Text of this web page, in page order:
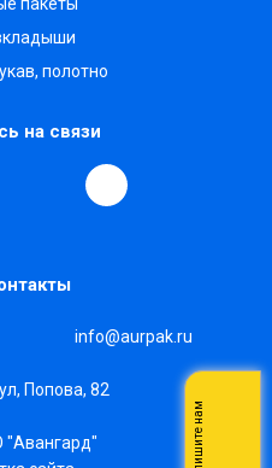
полотно
на связи
info@aurpak.ru
Попова, 82
Напишите нам